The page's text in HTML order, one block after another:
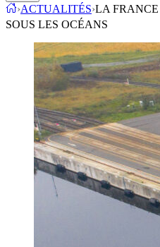
›ACTUALITÉS›LA
SOUS LES OCÉANS